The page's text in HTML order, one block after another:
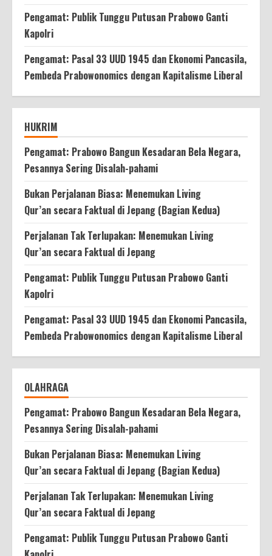
Pengamat: Publik Tunggu Putusan Prabowo Ganti
Kapolri
Pengamat: Pasal 33 UUD 1945 dan Ekonomi Pancasila,
Pembeda Prabowonomics dengan Kapitalisme Liberal
HUKRIM
Pengamat: Prabowo Bangun Kesadaran Bela Negara,
Pesannya Sering Disalah-pahami
Bukan Perjalanan Biasa: Menemukan Living
Qur’an secara Faktual di Jepang (Bagian Kedua)
Perjalanan Tak Terlupakan: Menemukan Living
Qur’an secara Faktual di Jepang
Pengamat: Publik Tunggu Putusan Prabowo Ganti
Kapolri
Pengamat: Pasal 33 UUD 1945 dan Ekonomi Pancasila,
Pembeda Prabowonomics dengan Kapitalisme Liberal
OLAHRAGA
Pengamat: Prabowo Bangun Kesadaran Bela Negara,
Pesannya Sering Disalah-pahami
Bukan Perjalanan Biasa: Menemukan Living
Qur’an secara Faktual di Jepang (Bagian Kedua)
Perjalanan Tak Terlupakan: Menemukan Living
Qur’an secara Faktual di Jepang
Pengamat: Publik Tunggu Putusan Prabowo Ganti